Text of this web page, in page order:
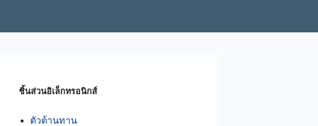
ชิ้นส่วนอิเล็กทรอนิกส์
ตัวต้านทาน